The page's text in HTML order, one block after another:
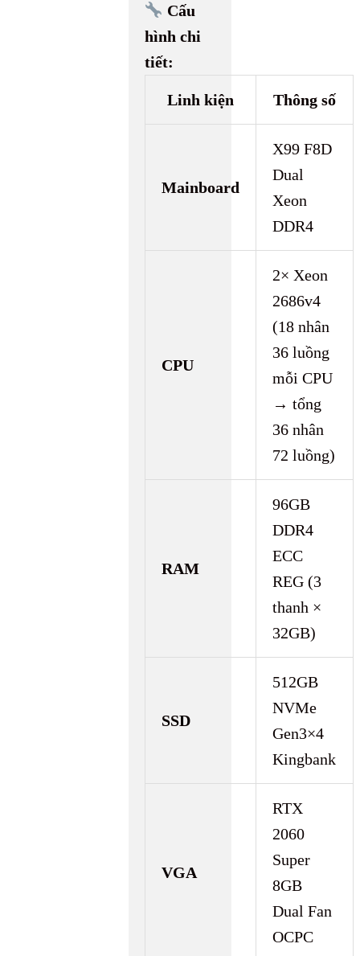
Cấu
hình chi
tiết:
Linh kiện Thông số
Mainboard
X99 F8D
Dual
Xeon
DDR4
CPU
2× Xeon
2686v4
(18 nhân
36 luồng
mỗi CPU
→ tổng
36 nhân
72 luồng)
RAM
96GB
DDR4
ECC
REG (3
thanh ×
32GB)
SSD
512GB
NVMe
Gen3×4
Kingbank
VGA
RTX
2060
Super
8GB
Dual Fan
OCPC